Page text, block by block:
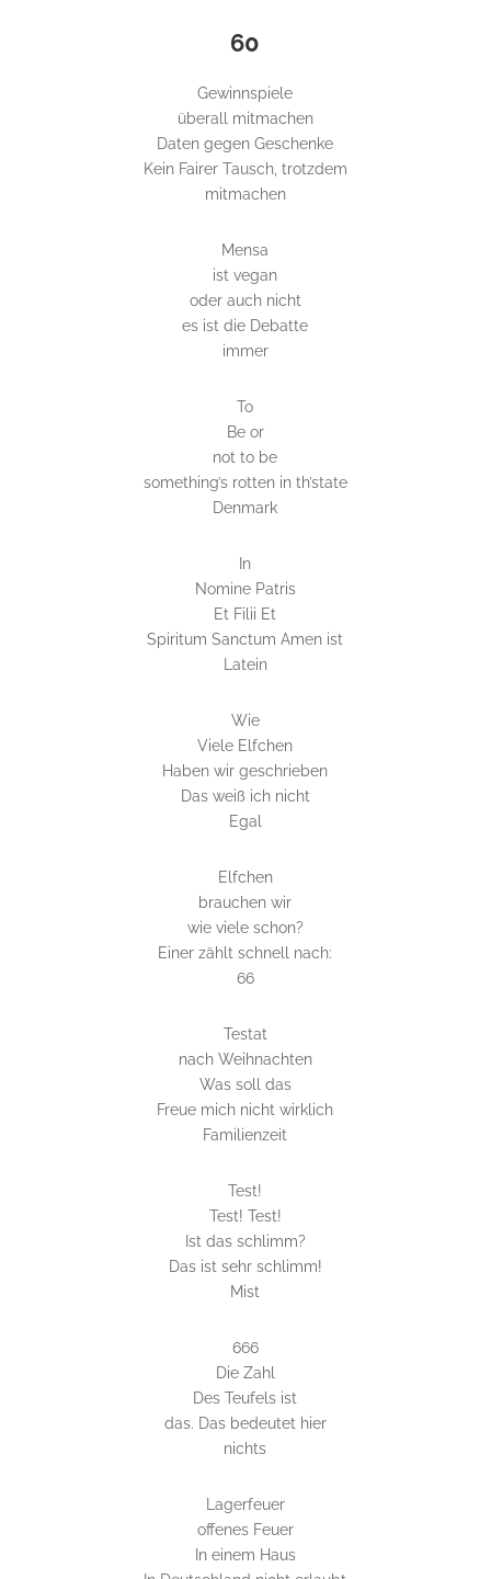
60
Gewinnspiele
überall mitmachen
Daten gegen Geschenke
Kein Fairer Tausch, trotzdem
mitmachen
Mensa
ist vegan
oder auch nicht
es ist die Debatte
immer
To
Be or
not to be
something’s rotten in th’state
Denmark
In
Nomine Patris
Et Filii Et
Spiritum Sanctum Amen ist
Latein
Wie
Viele Elfchen
Haben wir geschrieben
Das weiß ich nicht
Egal
Elfchen
brauchen wir
wie viele schon?
Einer zählt schnell nach:
66
Testat
nach Weihnachten
Was soll das
Freue mich nicht wirklich
Familienzeit
Test!
Test! Test!
Ist das schlimm?
Das ist sehr schlimm!
Mist
666
Die Zahl
Des Teufels ist
das. Das bedeutet hier
nichts
Lagerfeuer
offenes Feuer
In einem Haus